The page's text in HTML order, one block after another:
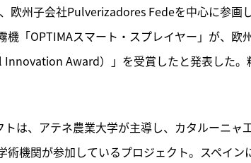
欧州子会社Pulverizadores Fedeを中心に参画
機「OPTIMAスマート・スプレイヤー」が、欧
Innovation Award）」を受賞したと発表した
は、 アテネ農業大学が主導し、カタルーニャ
術機関が参加しているプロジェクト。スペイ